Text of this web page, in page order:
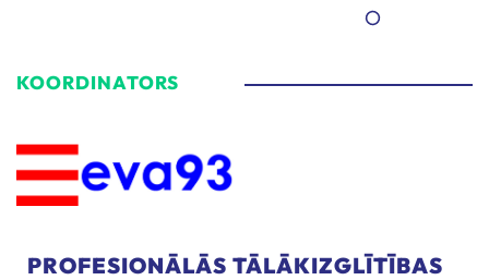
KOORDINATORS
PROFESIONĀLĀS TĀLĀKIZGLĪTĪBAS